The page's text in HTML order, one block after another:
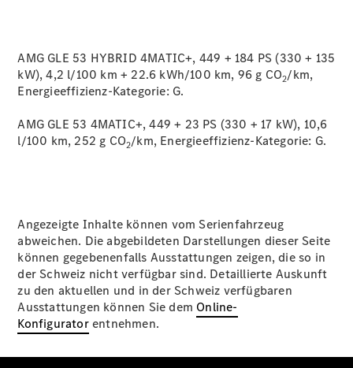
AMG GLE 53 HYBRID 4MATIC+, 449 + 184 PS (330 + 135
kW), 4,2 l/100 km + 22.6 kWh/100 km, 96 g CO2/km,
Energieeffizienz-Kategorie: G.
AMG GLE 53 4MATIC+, 449 + 23 PS (330 + 17 kW), 10,6
l/100 km, 252 g CO2/km, Energieeffizienz-Kategorie: G.
Angezeigte Inhalte können vom Serienfahrzeug
abweichen. Die abgebildeten Darstellungen dieser Seite
können gegebenenfalls Ausstattungen zeigen, die so in
der Schweiz nicht verfügbar sind. Detaillierte Auskunft
zu den aktuellen und in der Schweiz verfügbaren
Ausstattungen können Sie dem Online-
Konfiguratorentnehmen.